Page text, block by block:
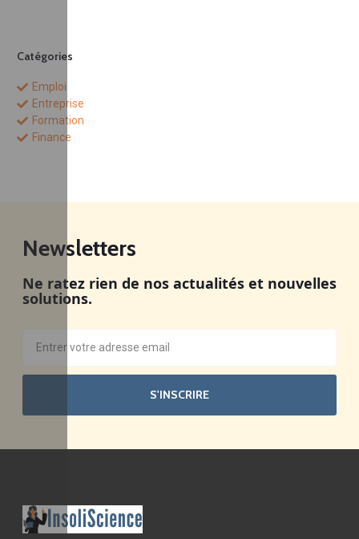
Catégories
Emploi
Entreprise
Formation
Finance
Newsletters
Ne ratez rien de nos actualités et nouvelles
solutions.
S'INSCRIRE